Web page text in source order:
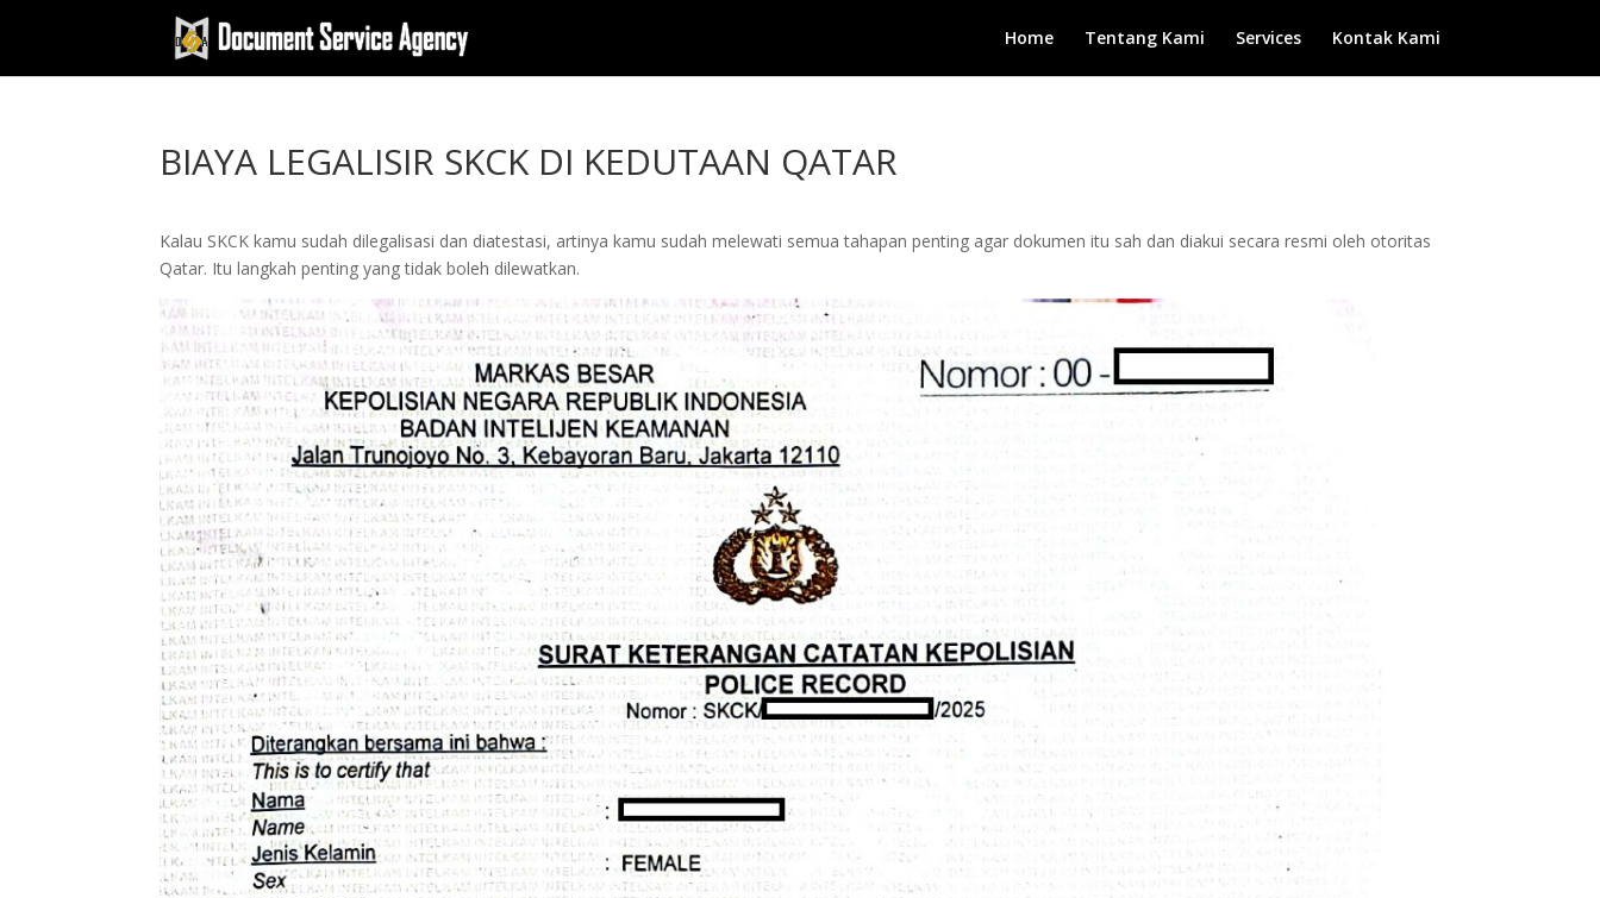
Home Tentang Kami Services Kontak Kami
BIAYA LEGALISIR SKCK DI KEDUTAAN QATAR
Kalau SKCK kamu sudah dilegalisasi dan diatestasi, artinya kamu sudah melewati semua tahapan penting agar dokumen itu sah dan diakui secara resmi oleh otoritas
Qatar. Itu langkah penting yang tidak boleh dilewatkan.